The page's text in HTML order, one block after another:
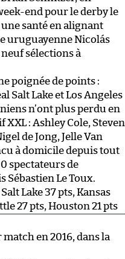
end pour le derby le
une santé en alignant
uruguayenne Nicolás
sélections à
poignée de points :
Salt Lake et Los Angeles
n’ont plus perdu en
: Ashley Cole, Steven
de Jong, Jelle Van
à domicile depuis tout
spectateurs de
Sébastien Le Toux.
Lake 37 pts, Kansas
27 pts, Houston 21 pts
en 2016, dans la